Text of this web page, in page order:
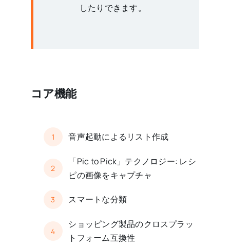
したりできます。
コア機能
1 音声起動によるリスト作成
2
「Pic to Pick」テクノロジー: レシ
ピの画像をキャプチャ
3 スマートな分類
4
ショッピング製品のクロスプラッ
トフォーム互換性